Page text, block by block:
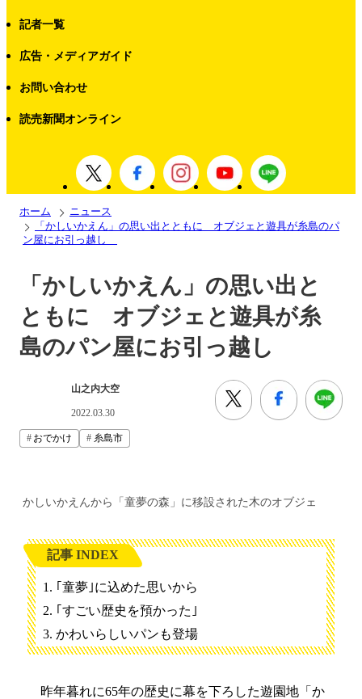
記者一覧
広告・メディアガイド
お問い合わせ
読売新聞オンライン
ホーム
ニュース
「かしいかえん」の思い出とともに オブジェと遊具が糸島のパ
ン屋にお引っ越し
「かしいかえん」の思い出と
ともに オブジェと遊具が糸
島のパン屋にお引っ越し
山之内大空
2022.03.30
おでかけ 糸島市
かしいかえんから「童夢の森」に移設された木のオブジェ
記事 INDEX
｢童夢｣に込めた思いから
｢すごい歴史を預かった｣
かわいらしいパンも登場
昨年暮れに65年の歴史に幕を下ろした遊園地「か